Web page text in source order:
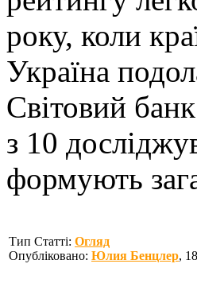
року, коли
Україна
Світовий
з 10
формують
Тип Статті: Огляд
Опубліковано: Юлия Бенцлер,